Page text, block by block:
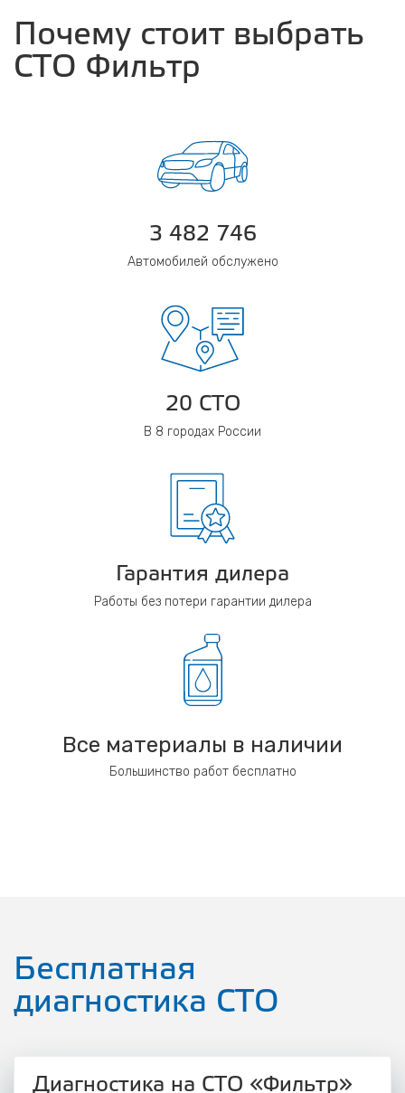
Почему стоит выбрать
СТО Фильтр
3 482 746
Автомобилей обслужено
20 СТО
В 8 городах России
Гарантия дилера
Работы без потери гарантии дилера
Все материалы в наличии
Большинство работ бесплатно
Бесплатная
диагностика СТО
Диагностика на СТО «Фильтр»